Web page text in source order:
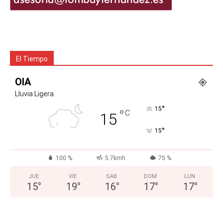
El Tiempo
OIA
Lluvia Ligera
15 °C 15°
15°
100 % 5.7kmh 75 %
JUE
15°
VIE
19°
SAB
16°
DOM
17°
LUN
17°